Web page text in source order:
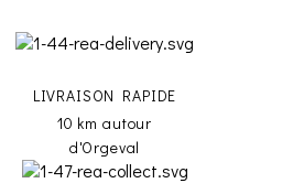
LIVRAISON RAPIDE
10 km autour
d'Orgeval